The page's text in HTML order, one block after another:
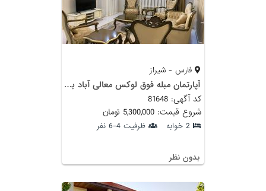
فارس - شیراز
آپارتمان مبله فوق لوکس معالی آباد با سونا و جکوزی
کد آگهی: 81648
شروع قیمت: 5,300,000 تومان
2 خوابه ظرفیت 4-6 نفر
بدون نظر